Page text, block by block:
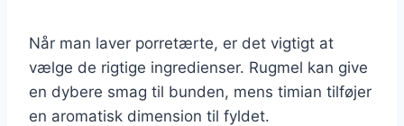
Når man laver porretærte, er det vigtigt at
vælge de rigtige ingredienser. Rugmel kan give
en dybere smag til bunden, mens timian tilføjer
en aromatisk dimension til fyldet.